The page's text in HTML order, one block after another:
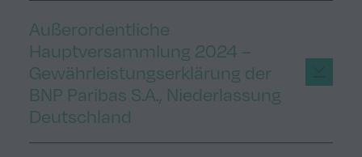
Außerordentliche
Hauptversammlung 2024 –
Gewährleistungserklärung der
BNP Paribas S.A., Niederlassung
Deutschland